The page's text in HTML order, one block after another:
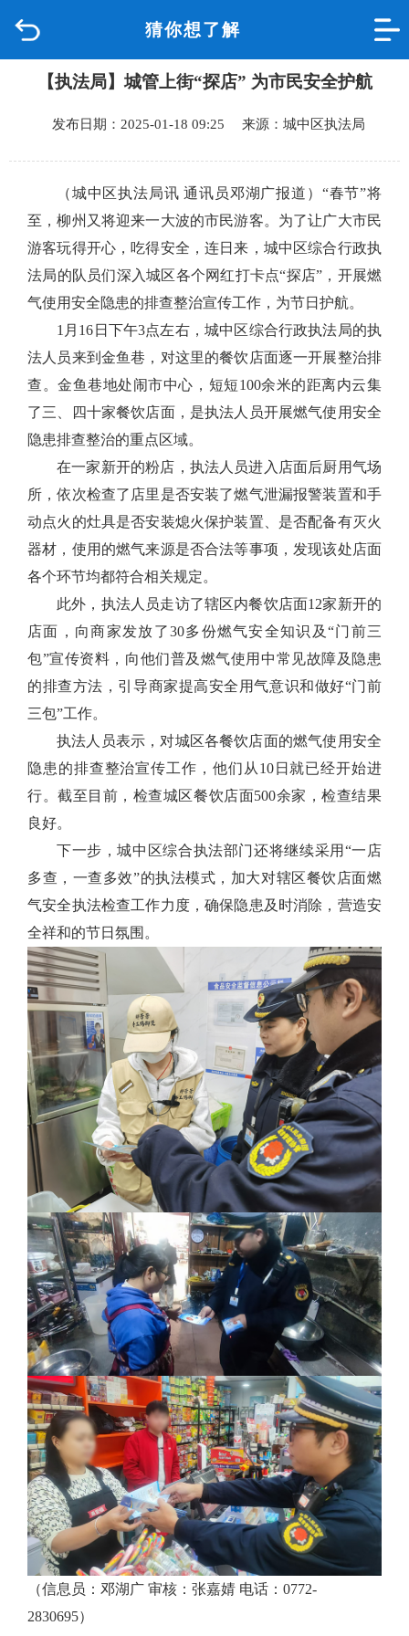
猜你想了解
品质城中
新闻中心
政府信息公开
互动回应
数据专题
【执法局】城管上街“探店” 为市民安全护航
发布日期：2025-01-18 09:25 来源：城中区执法局
（城中区执法局讯 通讯员邓湖广报道） “春节”将
至，柳州又将迎来一大波的市民游客。为了让广大市民
游客玩得开心，吃得安全，连日来，城中区综合行政执
法局的队员们深入城区各个网红打卡点“探店”，开展燃
气使用安全隐患的排查整治宣传工作，为节日护航。
1月16日下午3点左右，城中区综合行政执法局的执
法人员来到金鱼巷，对这里的餐饮店面逐一开展整治排
查。金鱼巷地处闹市中心，短短100余米的距离内云集
了三、四十家餐饮店面，是执法人员开展燃气使用安全
隐患排查整治的重点区域。
在一家新开的粉店，执法人员进入店面后厨用气场
所，依次检查了店里是否安装了燃气泄漏报警装置和手
动点火的灶具是否安装熄火保护装置、是否配备有灭火
器材，使用的燃气来源是否合法等事项，发现该处店面
各个环节均都符合相关规定。
此外，执法人员走访了辖区内餐饮店面12家新开的
店面，向商家发放了30多份燃气安全知识及“门前三
包”宣传资料，向他们普及燃气使用中常见故障及隐患
的排查方法，引导商家提高安全用气意识和做好“门前
三包”工作。
执法人员表示，对城区各餐饮店面的燃气使用安全
隐患的排查整治宣传工作，他们从10日就已经开始进
行。截至目前，检查城区餐饮店面500余家，检查结果
良好。
下一步，城中区综合执法部门还将继续采用“一店
多查，一查多效”的执法模式，加大对辖区餐饮店面燃
气安全执法检查工作力度，确保隐患及时消除，营造安
全祥和的节日氛围。
（信息员：邓湖广 审核：张嘉婧 电话：0772-
2830695）